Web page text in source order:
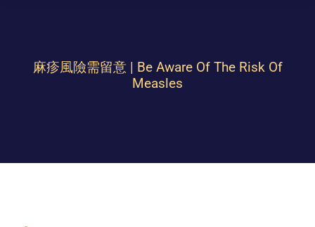
麻疹風險需留意 | Be Aware Of The Risk Of
Measles